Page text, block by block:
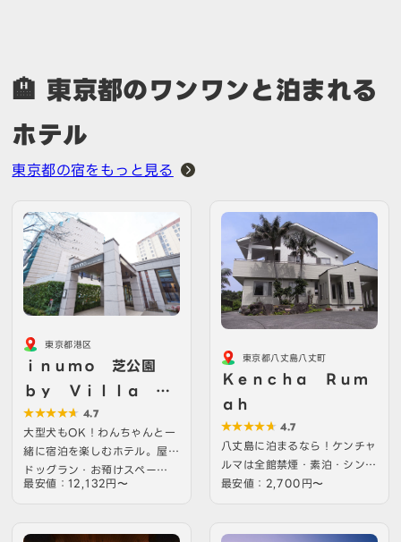
🏨 東京都のワンワンと泊まれる
ホテル
東京都の宿をもっと見る
東京都港区
ｉｎｕｍｏ 芝公園
ｂｙ Ｖｉｌｌａ Ｆ
ｏｎｔａｉｎｅ
4.7
大型犬もOK！わんちゃんと一
緒に宿泊を楽しむホテル。屋内
ドッグラン・お預けスペー…
最安値：12,132円〜
東京都八丈島八丈町
Ｋｅｎｃｈａ Ｒｕｍ
ａｈ
4.7
八丈島に泊まるなら！ケンチャ
ルマは全館禁煙・素泊・シンプ
ルステイのお宿です
最安値：2,700円〜